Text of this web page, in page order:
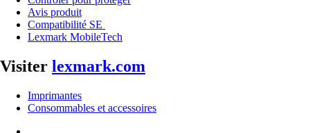
Avis produit
Compatibilité SE
Lexmark MobileTech
Visiter lexmark.com
Imprimantes
Consommables et accessoires